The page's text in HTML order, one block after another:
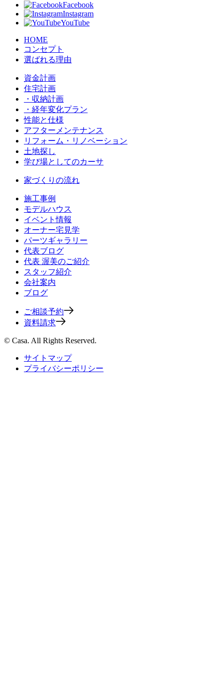
Facebook
Instagram
YouTube
HOME
コンセプト
選ばれる理由
資金計画
住宅計画
・収納計画
・経年変化プラン
性能と仕様
アフターメンテナンス
リフォーム・リノベーション
土地探し
学び場としてのカーサ
家づくりの流れ
施工事例
モデルハウス
イベント情報
オーナー宅見学
パーツギャラリー
代表ブログ
代表 渥美のご紹介
スタッフ紹介
会社案内
ブログ
ご相談予約
資料請求
© Casa. All Rights Reserved.
サイトマップ
プライバシーポリシー